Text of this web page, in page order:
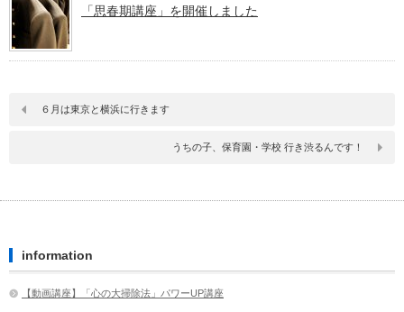
「思春期講座」を開催しました
６月は東京と横浜に行きます
うちの子、保育園・学校 行き渋るんです！
information
【動画講座】「心の大掃除法」パワーUP講座